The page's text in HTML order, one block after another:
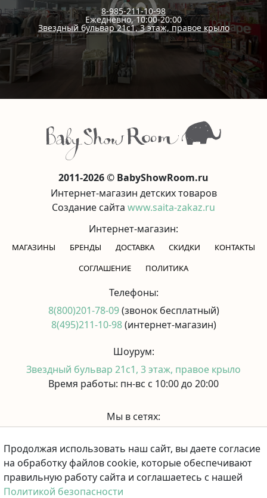
8-985-211-10-98
Ежедневно, 10:00-20:00
Звездный бульвар 21с1, 3 этаж, правое крыло
2011-2026 © BabyShowRoom.ru
Интернет-магазин детских товаров
Создание сайта www.saita-zakaz.ru
Интернет-магазин:
МАГАЗИНЫ БРЕНДЫ ДОСТАВКА СКИДКИ
КОНТАКТЫ
CОГЛАШЕНИЕ
ПОЛИТИКА
Телефоны:
8(800)201-78-09(звонок бесплатный)
8(495)211-10-98(интернет-магазин)
Шоурум:
Звездный бульвар 21с1, 3 этаж, правое крыло
Время работы: пн-вс с 10:00 до 20:00
Мы в сетях:
Принимаем к оплате:
Продолжая использовать наш сайт, вы даете согласие
на обработку файлов cookie, которые обеспечивают
правильную работу сайта и соглашаетесь с нашей
Политикой безопасности